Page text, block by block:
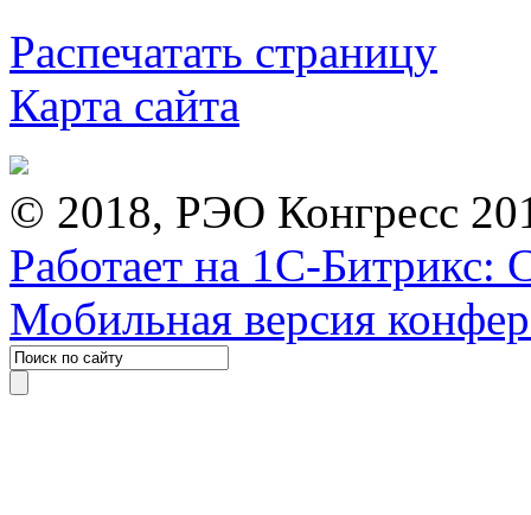
Распечатать страницу
Карта сайта
© 2018, РЭО Конгресс
Работает на 1С-Битрикс:
Мобильная версия